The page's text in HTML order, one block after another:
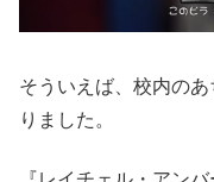
そういえば、校内の
りました。